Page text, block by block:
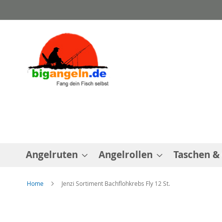
zum
Angelruten Angelrollen Taschen &
Home Jenzi Sortiment Bachflohkrebs Fly 12 St.